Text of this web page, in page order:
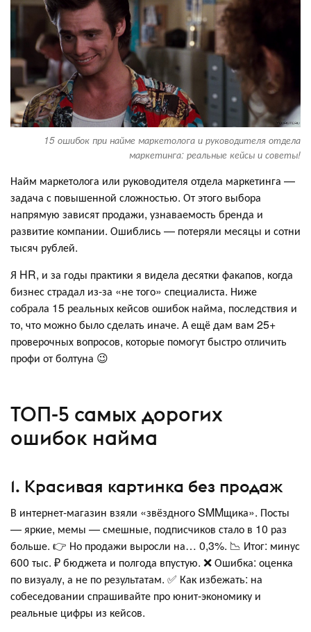
15 ошибок при найме маркетолога и руководителя отдела
маркетинга: реальные кейсы и советы!
Найм маркетолога или руководителя отдела маркетинга —
задача с повышенной сложностью. От этого выбора
напрямую зависят продажи, узнаваемость бренда и
развитие компании. Ошиблись — потеряли месяцы и сотни
тысяч рублей.
Я HR, и за годы практики я видела десятки факапов, когда
бизнес страдал из-за «не того» специалиста. Ниже
собрала 15 реальных кейсов ошибок найма, последствия и
то, что можно было сделать иначе. А ещё дам вам 25+
проверочных вопросов, которые помогут быстро отличить
профи от болтуна 😉
ТОП-5 самых дорогих
ошибок найма
1. Красивая картинка без продаж
В интернет-магазин взяли «звёздного SMMщика». Посты
— яркие, мемы — смешные, подписчиков стало в 10 раз
больше. 👉 Но продажи выросли на… 0,3%. 📉 Итог: минус
600 тыс. ₽ бюджета и полгода впустую. ❌ Ошибка: оценка
по визуалу, а не по результатам. ✅ Как избежать: на
собеседовании спрашивайте про юнит-экономику и
реальные цифры из кейсов.